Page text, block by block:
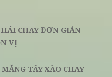
http://
05/07/2018 | Người